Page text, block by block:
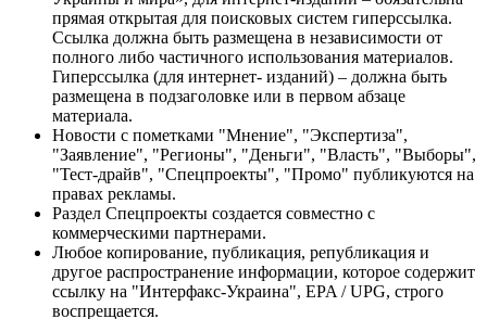
прямая открытая для поисковых систем гиперссылка.
Ссылка должна быть размещена в независимости от
полного либо частичного использования материалов.
Гиперссылка (для интернет- изданий) – должна быть
размещена в подзаголовке или в первом абзаце
материала.
Новости с пометками "Мнение", "Экспертиза",
"Заявление", "Регионы", "Деньги", "Власть", "Выборы",
"Тест-драйв", "Спецпроекты", "Промо" публикуются на
правах рекламы.
Раздел Спецпроекты создается совместно с
коммерческими партнерами.
Любое копирование, публикация, републикация и
другое распространение информации, которое содержит
ссылку на "Интерфакс-Украина", EPA / UPG, строго
воспрещается.